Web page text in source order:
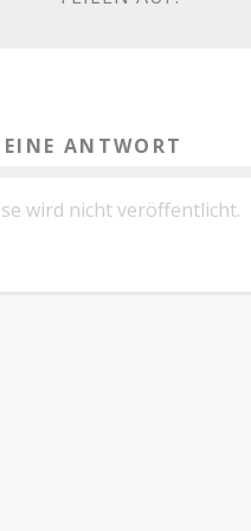
ANTWORT
wird nicht veröffentlicht.